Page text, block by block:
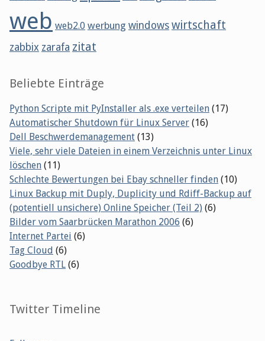
web web2.0 werbung windows wirtschaft
zabbix zarafa zitat
Beliebte Einträge
Python Scripte mit PyInstaller als .exe verteilen (17)
Automatischer Shutdown für Linux Server (16)
Dell Beschwerdemanagement (13)
Viele, sehr viele Dateien in einem Verzeichnis unter Linux
löschen (11)
Schlechte Bewertungen bei Ebay schneller finden (10)
Linux Backup mit Duply, Duplicity und Rdiff-Backup auf
(potentiell unsichere) Online Speicher (Teil 2) (6)
Bilder vom Saarbrücken Marathon 2006 (6)
Internet Partei (6)
Tag Cloud (6)
Goodbye RTL (6)
Twitter Timeline